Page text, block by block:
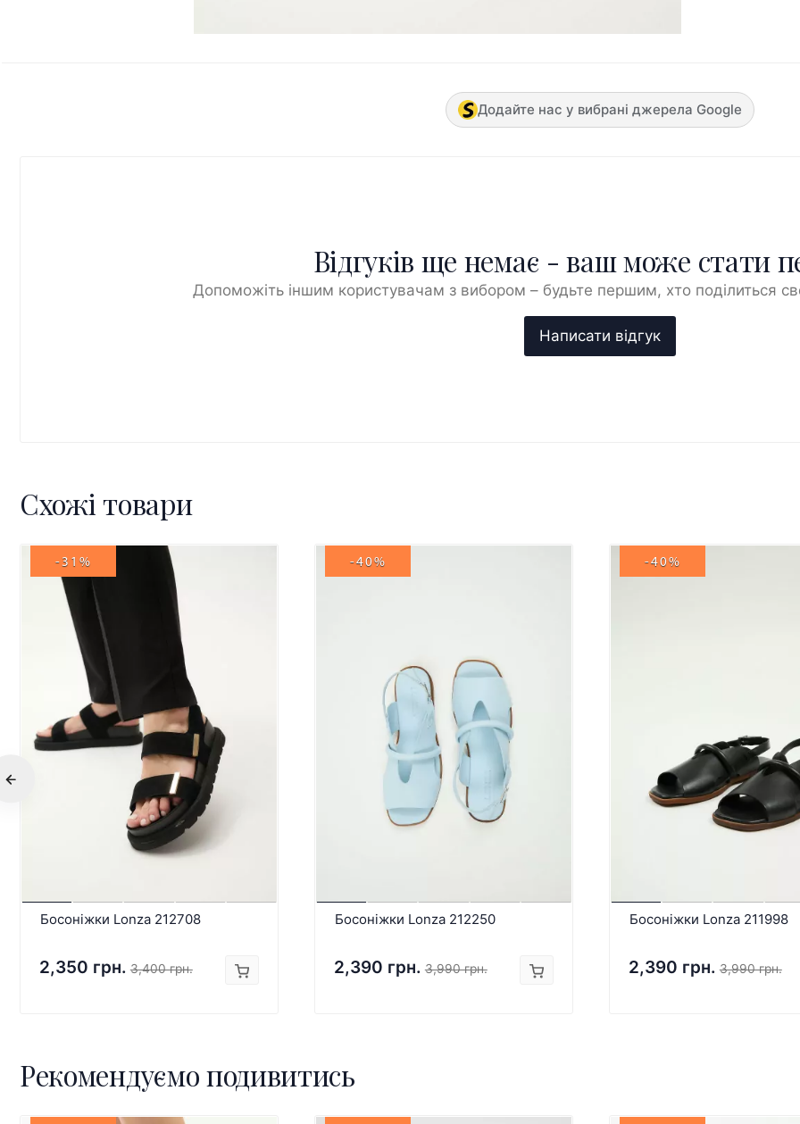
Додайте нас у вибрані джерела Google
Відгуків ще немає - ваш може стати
Допоможіть іншим користувачам з вибором – будьте першим, хто поділиться
Схожі товари
-31%
Босоніжки Lonza 212708
2,350 грн. 3,400 грн.
-40%
Босоніжки Lonza 212250
2,390 грн. 3,990 грн.
-40%
Босоніжки Lonza 211998
2,390 грн. 3,990 грн.
Рекомендуємо подивитись